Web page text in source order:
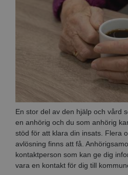
En stor del av den hjälp och vård
en anhörig och du som anhörig
stöd för att klara din insats. Flera
avlösning finns att få.
kontaktperson som kan ge dig
vara en kontakt för dig till